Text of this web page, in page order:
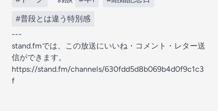
#普段とは違う特別感
---
stand.fmでは、この放送にいいね・コメント・レター送
信ができます。
https://stand.fm/channels/630fdd5d8b069b4d0f9c1c3
f